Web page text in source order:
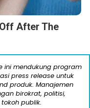
After The
ini mendukung program
press release untuk
produk. Manajemen
birokrat, politisi,
publik.